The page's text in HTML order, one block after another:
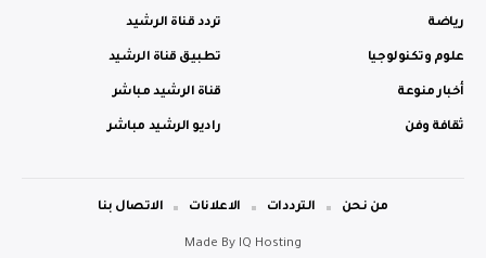
رياضة
علوم وتكنولوجيا
أخبار منوعة
ثقافة وفن
تردد قناة الرشيد
تطبيق قناة الرشيد
قناة الرشيد مباشر
راديو الرشيد مباشر
Made By IQ Hosting
من نحن الترددات الاعلانات الاتصال بنا